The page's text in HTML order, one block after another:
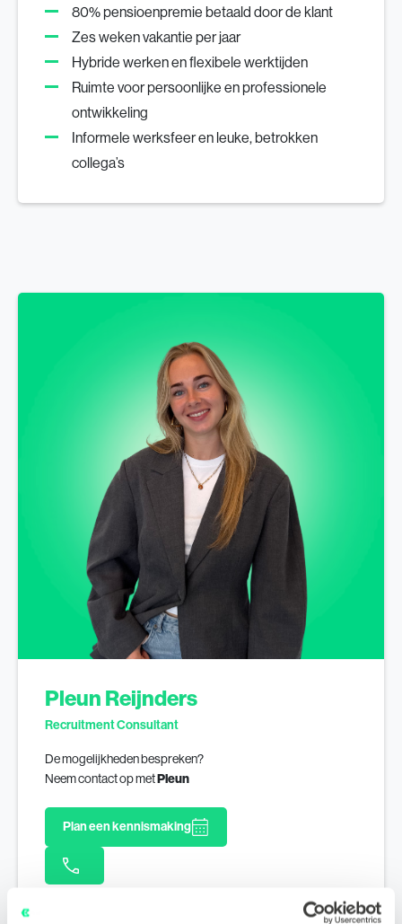
80% pensioenpremie betaald door de klant
Zes weken vakantie per jaar
Hybride werken en flexibele werktijden
Ruimte voor persoonlijke en professionele
ontwikkeling
Informele werksfeer en leuke, betrokken
collega’s
Pleun Reijnders
Recruitment Consultant
De mogelijkheden bespreken?
Neem contact op metPleun
Plan een kennismaking